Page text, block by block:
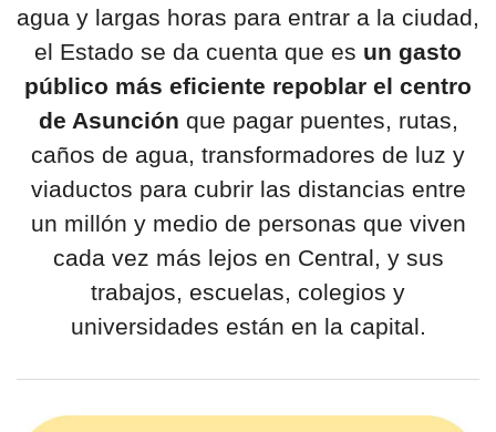
agua y largas horas para entrar a la ciudad,
el Estado se da cuenta que es un gasto
público más eficiente repoblar el centro
de Asunción que pagar puentes, rutas,
caños de agua, transformadores de luz y
viaductos para cubrir las distancias entre
un millón y medio de personas que viven
cada vez más lejos en Central, y sus
trabajos, escuelas, colegios y
universidades están en la capital.